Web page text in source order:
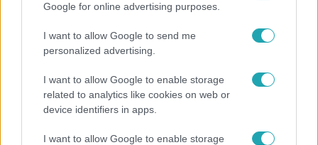
Google for online advertising purposes.
I want to allow Google to send me
personalized advertising.
I want to allow Google to enable storage
related to analytics like cookies on web or
device identifiers in apps.
I want to allow Google to enable storage